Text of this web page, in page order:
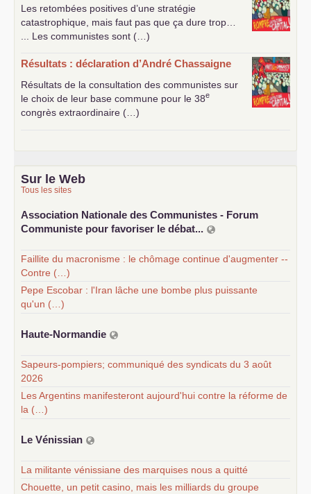
Les retombées positives d’une stratégie
catastrophique, mais faut pas que ça dure trop…
... Les communistes sont (…)
Résultats : déclaration d’André Chassaigne
Résultats de la consultation des communistes sur
le choix de leur base commune pour le 38e
congrès extraordinaire (…)
Sur le Web
Tous les sites
Association Nationale des Communistes - Forum
Communiste pour favoriser le débat...
Faillite du macronisme : le chômage continue d'augmenter --
Contre (…)
Pepe Escobar : l'Iran lâche une bombe plus puissante
qu'un (…)
Haute-Normandie
Sapeurs-pompiers; communiqué des syndicats du 3 août
2026
Les Argentins manifesteront aujourd'hui contre la réforme de
la (…)
Le Vénissian
La militante vénissiane des marquises nous a quitté
Chouette, un petit casino, mais les milliards du groupe